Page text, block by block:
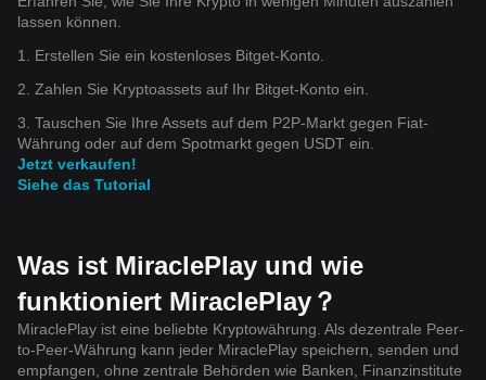
lassen können.
1. Erstellen Sie ein kostenloses Bitget-Konto.
2. Zahlen Sie Kryptoassets auf Ihr Bitget-Konto ein.
3. Tauschen Sie Ihre Assets auf dem P2P-Markt gegen Fiat-
Währung oder auf dem Spotmarkt gegen USDT ein.
Jetzt verkaufen!
Siehe das Tutorial
Was ist MiraclePlay und wie
funktioniert MiraclePlay？
MiraclePlay ist eine beliebte Kryptowährung. Als dezentrale Peer-
to-Peer-Währung kann jeder MiraclePlay speichern, senden und
empfangen, ohne zentrale Behörden wie Banken, Finanzinstitute